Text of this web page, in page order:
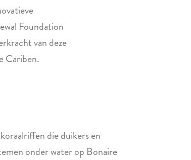
Foundation
van deze
Cariben.
die duikers en
onder water op Bonaire